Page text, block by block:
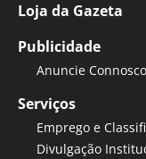
Loja da Gazeta
Publicidade
Anuncie Connosco
Serviços
Emprego e
Divulgação